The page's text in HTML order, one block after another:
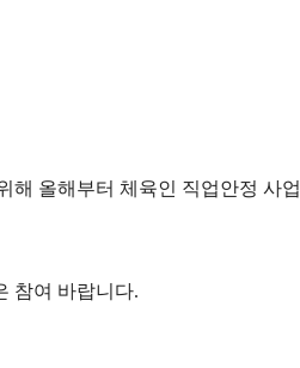
해 올해부터 체육인 직업안정 사업
참여 바랍니다.